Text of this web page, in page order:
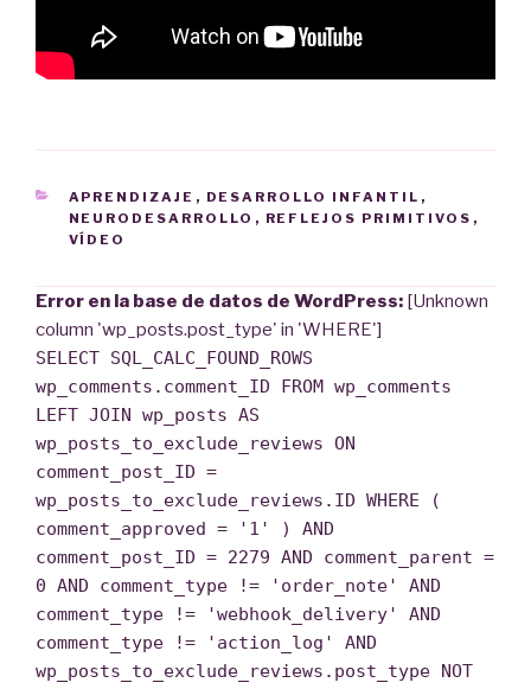
CATEGORÍAS
APRENDIZAJE , DESARROLLO INFANTIL ,
NEURODESARROLLO , REFLEJOS PRIMITIVOS ,
VÍDEO
Error en la base de datos de WordPress: [Unknown
column 'wp_posts.post_type' in 'WHERE']
SELECT SQL_CALC_FOUND_ROWS
wp_comments.comment_ID FROM wp_comments
LEFT JOIN wp_posts AS
wp_posts_to_exclude_reviews ON
comment_post_ID =
wp_posts_to_exclude_reviews.ID WHERE (
comment_approved = '1' ) AND
comment_post_ID = 2279 AND comment_parent =
0 AND comment_type != 'order_note' AND
comment_type != 'webhook_delivery' AND
comment_type != 'action_log' AND
wp_posts_to_exclude_reviews.post_type NOT